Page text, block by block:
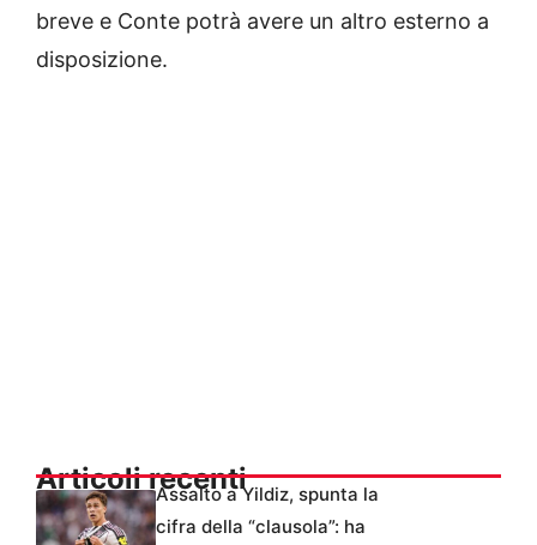
breve e Conte potrà avere un altro esterno a
disposizione.
Articoli recentiAssalto a Yildiz, spunta la
cifra della “clausola”: ha